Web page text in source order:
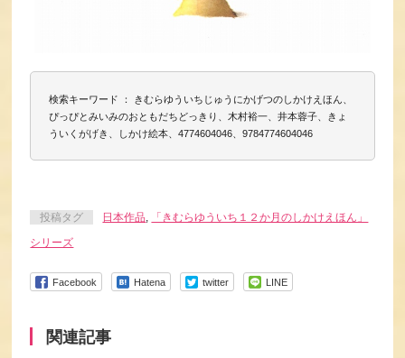
検索キーワード ： きむらゆういちじゅうにかげつのしかけえほん、
ぴっぴとみいみのおともだちどっきり、木村裕一、井本蓉子、きょ
ういくがげき、しかけ絵本、4774604046、9784774604046
投稿タグ 日本作品,
「きむらゆういち１２か月のしかけえほん」
シリーズ
Facebook Hatena twitter LINE
関連記事